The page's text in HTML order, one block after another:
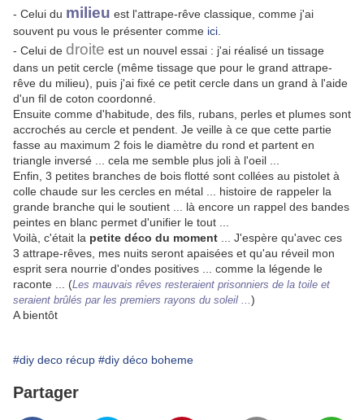
- Celui du milieu est l'attrape-rêve classique, comme j'ai
souvent pu vous le présenter comme ici
- Celui de droite est un nouvel essai : j'ai réalisé un tissage
dans un petit cercle (même tissage que pour le grand attrape-
rêve du milieu), puis j'ai fixé ce petit cercle dans un grand à l'aide
d'un fil de coton coordonné.
Ensuite comme d'habitude, des fils, rubans, perles et plumes sont
accrochés au cercle et pendent. Je veille à ce que cette partie
fasse au maximum 2 fois le diamètre du rond et partent en
triangle inversé ... cela me semble plus joli à l'oeil ...
Enfin, 3 petites branches de bois flotté sont collées au pistolet à
colle chaude sur les cercles en métal ... histoire de rappeler la
grande branche qui le soutient ... là encore un rappel des bandes
peintes en blanc permet d'unifier le tout ...
Voilà, c'était la petite déco du moment ... J'espère qu'avec ces
3 attrape-rêves, mes nuits seront apaisées et qu'au réveil mon
esprit sera nourrie d'ondes positives ... comme la légende le
raconte ... (Les mauvais rêves resteraient prisonniers de la toile et
seraient brûlés par les premiers rayons du soleil ...)
A bientôt
#diy deco récup #diy déco boheme
Partager